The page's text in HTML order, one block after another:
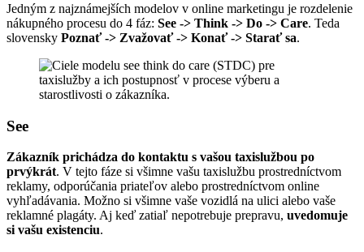
Jedným z najznámejších modelov v online marketingu je rozdelenie
nákupného procesu do 4 fáz: See -> Think -> Do -> Care. Teda
slovensky Poznať -> Zvažovať -> Konať -> Starať sa.
See
Zákazník prichádza do kontaktu s vašou taxislužbou po
prvýkrát. V tejto fáze si všimne vašu taxislužbu prostredníctvom
reklamy, odporúčania priateľov alebo prostredníctvom online
vyhľadávania. Možno si všimne vaše vozidlá na ulici alebo vaše
reklamné plagáty. Aj keď zatiaľ nepotrebuje prepravu, uvedomuje
si vašu existenciu.